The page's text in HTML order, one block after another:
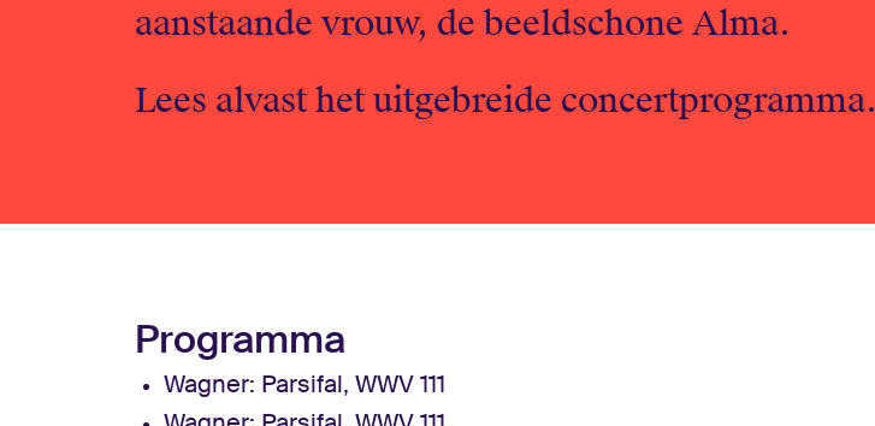
aanstaande vrouw, de beeldschone Alma.
Lees alvast het uitgebreide concertprogramma.
Programma
Wagner: Parsifal, WWV 111